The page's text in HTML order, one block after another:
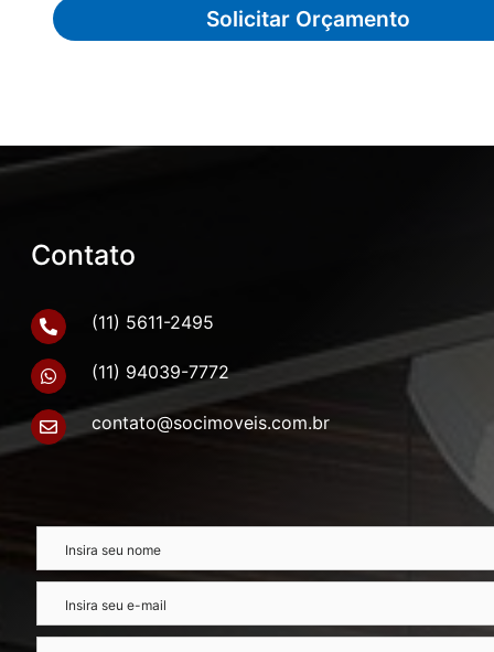
Solicitar Orçamento
Contato
(11) 5611-2495
(11) 94039-7772
contato@socimoveis.com.br